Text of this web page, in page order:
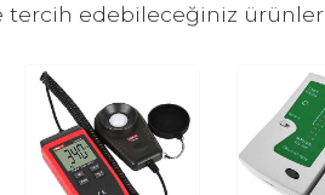
tercih edebileceğiniz ürünler